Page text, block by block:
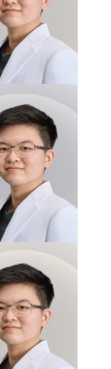
加入購物車
加入購物車